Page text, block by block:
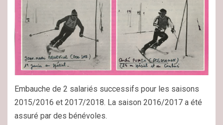
Embauche de 2 salariés successifs pour les saisons
2015/2016 et 2017/2018. La saison 2016/2017 a été
assuré par des bénévoles.